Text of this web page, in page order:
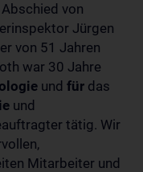
von
Jürgen
von 51 Jahren
war 30 Jahre
und für das
und
tätig. Wir
Mitarbeiter und